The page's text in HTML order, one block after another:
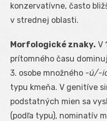
konzervatívne, často
v strednej oblasti.
Morfologické znaky. V
prítomného času
3. osobe množného -ú/-
typu kmeňa. V genitíve
podstatných mien sa
(podľa typu), nominatív